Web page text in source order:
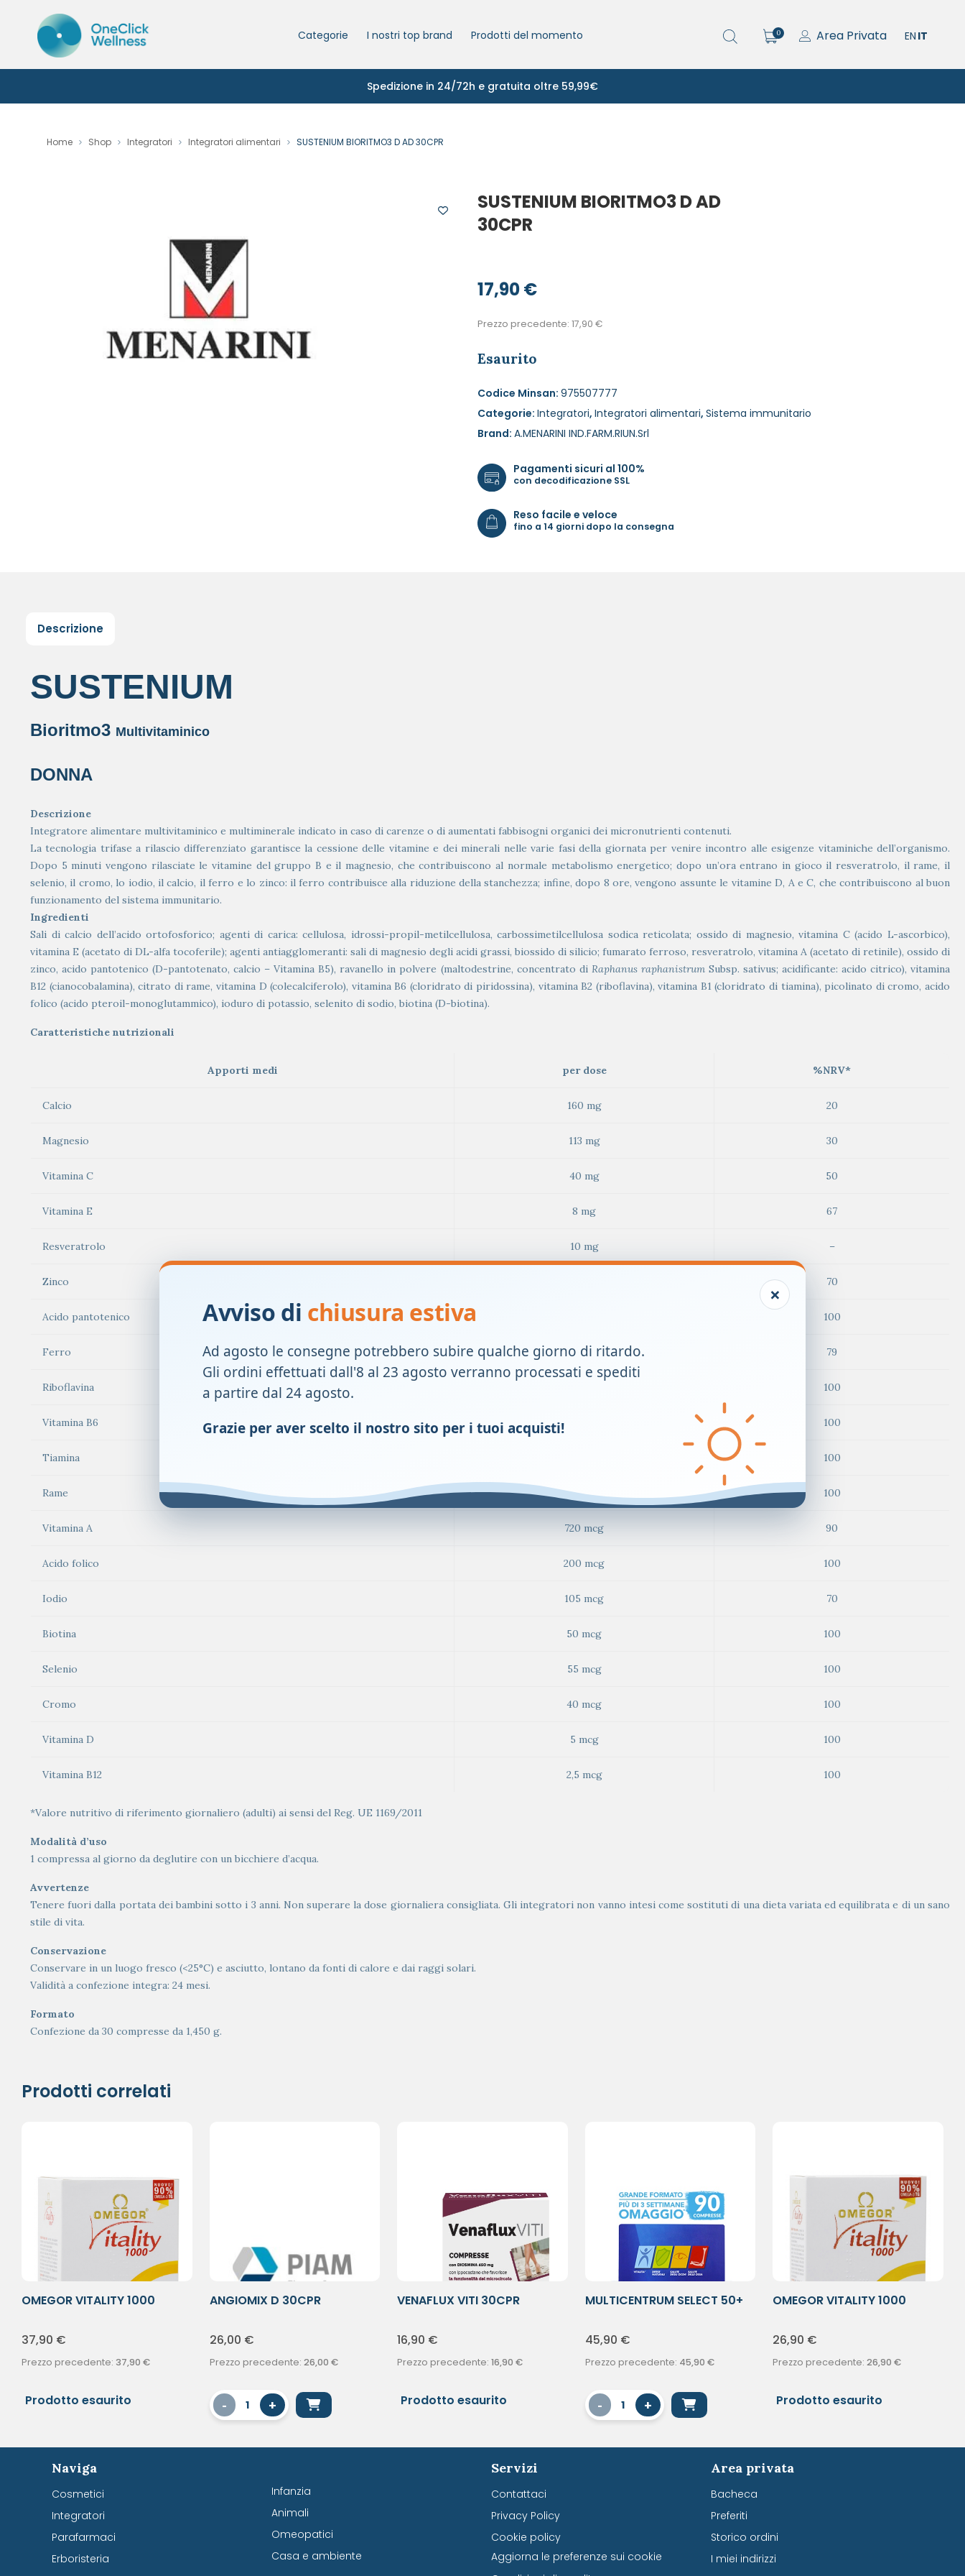
Categorie I nostri top brand Prodotti del momento EN IT
Area Privata
0
Spedizione in 24/72h e gratuita oltre 59,99€
Home Shop Integratori Integratori alimentari SUSTENIUM BIORITMO3 D AD 30CPR
SUSTENIUM BIORITMO3 D AD
30CPR
17,90€
Prezzo precedente: 17,90 €
Esaurito
Codice Minsan: 975507777
Categorie: Integratori, Integratori alimentari, Sistema immunitario
Brand: A.MENARINI IND.FARM.RIUN.Srl
Pagamenti sicuri al 100%
con decodificazione SSL
Reso facile e veloce
fino a 14 giorni dopo la consegna
Descrizione
SUSTENIUM
Bioritmo3 Multivitaminico
DONNA
Descrizione
Integratore alimentare multivitaminico e multiminerale indicato in caso di carenze o di aumentati fabbisogni organici dei micronutrienti contenuti.
La tecnologia trifase a rilascio differenziato garantisce la cessione delle vitamine e dei minerali nelle varie fasi della giornata per venire incontro alle esigenze vitaminiche dell’organismo.
Dopo 5 minuti vengono rilasciate le vitamine del gruppo B e il magnesio, che contribuiscono al normale metabolismo energetico; dopo un’ora entrano in gioco il resveratrolo, il rame, il
selenio, il cromo, lo iodio, il calcio, il ferro e lo zinco: il ferro contribuisce alla riduzione della stanchezza; infine, dopo 8 ore, vengono assunte le vitamine D, A e C, che contribuiscono al buon
funzionamento del sistema immunitario.
Ingredienti
Sali di calcio dell’acido ortofosforico; agenti di carica: cellulosa, idrossi-propil-metilcellulosa, carbossimetilcellulosa sodica reticolata; ossido di magnesio, vitamina C (acido L-ascorbico),
vitamina E (acetato di DL-alfa tocoferile); agenti antiagglomeranti: sali di magnesio degli acidi grassi, biossido di silicio; fumarato ferroso, resveratrolo, vitamina A (acetato di retinile), ossido di
zinco, acido pantotenico (D-pantotenato, calcio – Vitamina B5), ravanello in polvere (maltodestrine, concentrato di Raphanus raphanistrum Subsp. sativus; acidificante: acido citrico), vitamina
B12 (cianocobalamina), citrato di rame, vitamina D (colecalciferolo), vitamina B6 (cloridrato di piridossina), vitamina B2 (riboflavina), vitamina B1 (cloridrato di tiamina), picolinato di cromo, acido
folico (acido pteroil-monoglutammico), ioduro di potassio, selenito di sodio, biotina (D-biotina).
Caratteristiche nutrizionali
Apporti medi per dose %NRV*
Calcio 160 mg 20
Magnesio 113 mg 30
Vitamina C 40 mg 50
Vitamina E 8 mg 67
Resveratrolo 10 mg –
Zinco 70
Acido pantotenico 100
Ferro 11 mg 79
Riboflavina 100
Vitamina B6 100
Tiamina 100
Rame 1 mg 100
Vitamina A 720 mcg 90
Acido folico 200 mcg 100
Iodio 105 mcg 70
Biotina 50 mcg 100
Selenio 55 mcg 100
Cromo 40 mcg 100
Vitamina D 5 mcg 100
Vitamina B12 2,5 mcg 100
*Valore nutritivo di riferimento giornaliero (adulti) ai sensi del Reg. UE 1169/2011
Modalità d’uso
1 compressa al giorno da deglutire con un bicchiere d’acqua.
Avvertenze
Tenere fuori dalla portata dei bambini sotto i 3 anni. Non superare la dose giornaliera consigliata. Gli integratori non vanno intesi come sostituti di una dieta variata ed equilibrata e di un sano
stile di vita.
Conservazione
Conservare in un luogo fresco (<25°C) e asciutto, lontano da fonti di calore e dai raggi solari.
Validità a confezione integra: 24 mesi.
Formato
Confezione da 30 compresse da 1,450 g.
Prodotti correlati
OMEGOR VITALITY 1000
37,90 €
Prezzo precedente: 37,90 €
Prodotto esaurito
ANGIOMIX D 30CPR
26,00 €
Prezzo precedente: 26,00 €
- 1 +
VENAFLUX VITI 30CPR
16,90 €
Prezzo precedente: 16,90 €
Prodotto esaurito
MULTICENTRUM SELECT 50+
45,90 €
Prezzo precedente: 45,90 €
- 1 +
OMEGOR VITALITY 1000
26,90 €
Prezzo precedente: 26,90 €
Prodotto esaurito
Naviga
Cosmetici
Integratori
Parafarmaci
Erboristeria
Infanzia
Animali
Omeopatici
Casa e ambiente
Servizi
Contattaci
Privacy Policy
Cookie policy
Aggiorna le preferenze sui cookie
Area privata
Bacheca
Preferiti
Storico ordini
I miei indirizzi
×
Avviso di chiusura estiva
Ad agosto le consegne potrebbero subire qualche giorno di ritardo.
Gli ordini effettuati dall'8 al 23 agosto verranno processati e spediti
a partire dal 24 agosto.
Grazie per aver scelto il nostro sito per i tuoi acquisti!